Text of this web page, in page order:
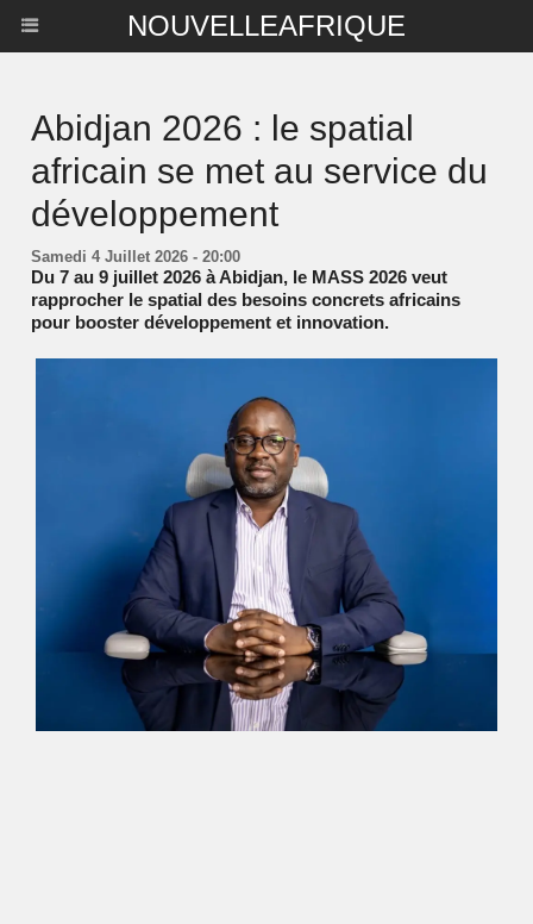
NOUVELLEAFRIQUE
Abidjan 2026 : le spatial
africain se met au service du
développement
Samedi 4 Juillet 2026 - 20:00
Du 7 au 9 juillet 2026 à Abidjan, le MASS 2026 veut
rapprocher le spatial des besoins concrets africains
pour booster développement et innovation.